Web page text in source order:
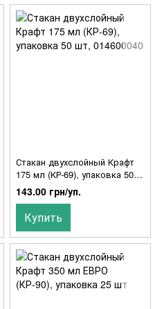
Стакан двухслойный Крафт
175 мл (КР-69), упаковка 50
шт, 014600040
143.00 грн/уп.
Купить